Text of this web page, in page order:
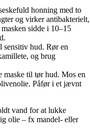
honning med to
og virker antibakterielt,
sidde i 10–15
sensitiv hud. Rør en
og brug
maske til tør hud. Mos en
Påfør i et jævnt
vand for at lukke
olie – fx mandel- eller